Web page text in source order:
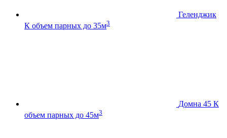
Геленджик
К объем парных до 35м3
Домна 45 К
объем парных до 45м3